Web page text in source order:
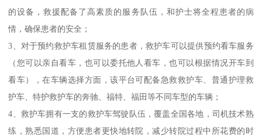
的设备，救援配备了高素质的服务队伍，和护士将全程患者的病
情，确保患者的安全；
3、对于预约救护车租赁服务的患者，救护车可以提供预约看车服务
（您可以亲自看车，也可以委托他人看车，也可以根据情况开车到
看车），在车辆选择方面，该平台可配备急救救护车、普通护理救
护车、特护救护车的奔驰、福特、福田等不同车型的车辆；
4、救护车拥有一支的救护车驾驶队伍，覆盖全国各地，司机技术熟
练，熟悉国道，方便患者更快地转院，减少转院过程中所花费的时